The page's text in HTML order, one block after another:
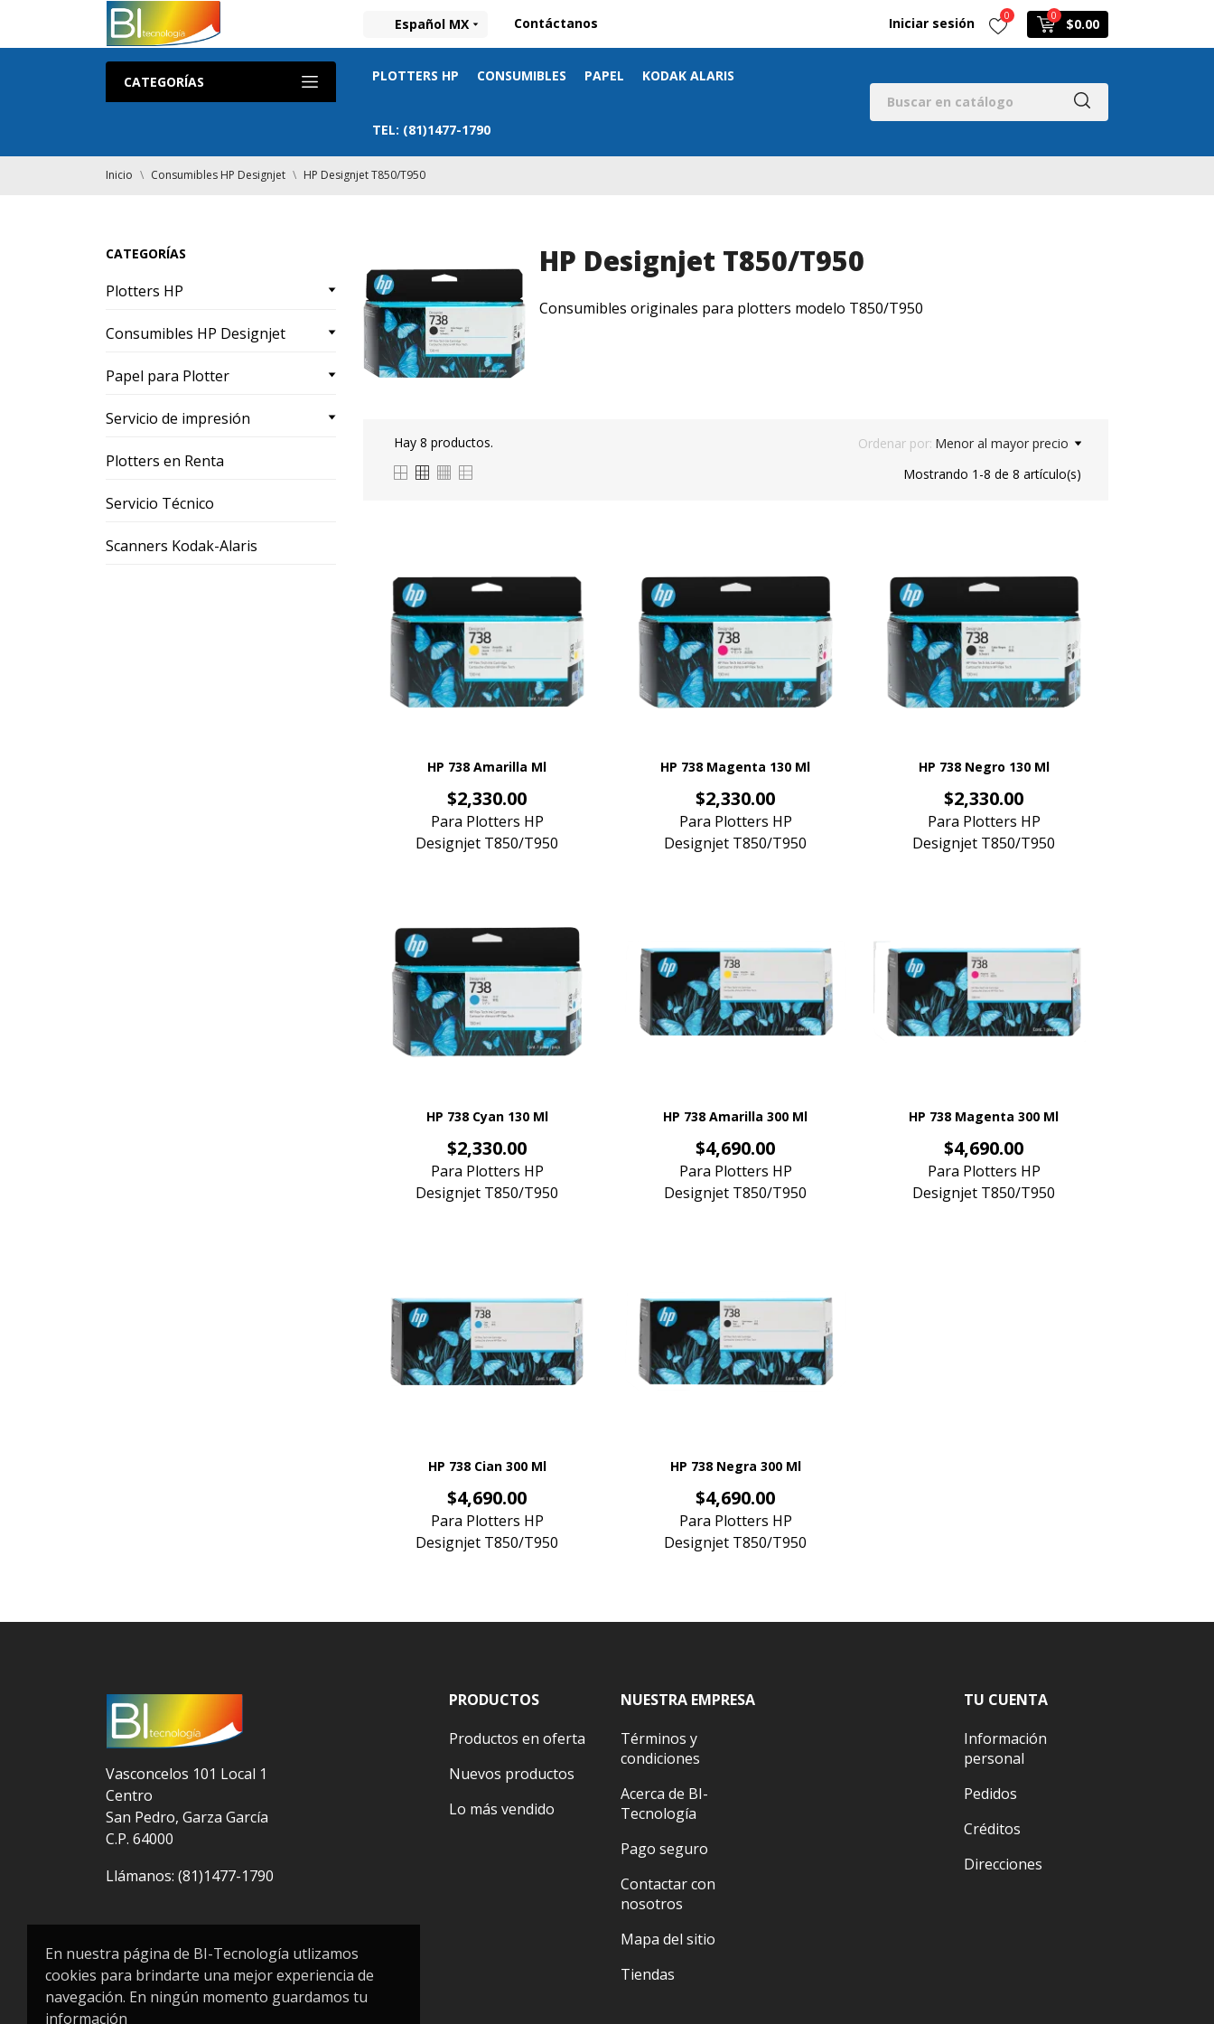
En nuestra página de BI-Tecnología utlizamos
cookies para brindarte una mejor experiencia de
navegación. En ningún momento guardamos tu
información
Español MX Contáctanos Iniciar sesión 0 0 $0.00
CATEGORÍAS PLOTTERS HP CONSUMIBLES PAPEL KODAK ALARIS
TEL: (81)1477-1790
Inicio Consumibles HP Designjet HP Designjet T850/T950
CATEGORÍAS
Plotters HP
Consumibles HP Designjet
Papel para Plotter
Servicio de impresión
Plotters en Renta
Servicio Técnico
Scanners Kodak-Alaris
HP Designjet T850/T950
Consumibles originales para plotters modelo T850/T950
Hay 8 productos. Ordenar por: Menor al mayor precio
Mostrando 1-8 de 8 artículo(s)
HP 738 Amarilla Ml
Precio
$2,330.00
Para Plotters HP
Designjet T850/T950
HP 738 Magenta 130 Ml
Precio
$2,330.00
Para Plotters HP
Designjet T850/T950
HP 738 Negro 130 Ml
Precio
$2,330.00
Para Plotters HP
Designjet T850/T950
HP 738 Cyan 130 Ml
Precio
$2,330.00
Para Plotters HP
Designjet T850/T950
HP 738 Amarilla 300 Ml
Precio
$4,690.00
Para Plotters HP
Designjet T850/T950
HP 738 Magenta 300 Ml
Precio
$4,690.00
Para Plotters HP
Designjet T850/T950
HP 738 Cian 300 Ml
Precio
$4,690.00
Para Plotters HP
Designjet T850/T950
HP 738 Negra 300 Ml
Precio
$4,690.00
Para Plotters HP
Designjet T850/T950
Vasconcelos 101 Local 1
Centro
San Pedro, Garza García
C.P. 64000
Llámanos: (81)1477-1790
PRODUCTOS
Productos en oferta
Nuevos productos
Lo más vendido
NUESTRA EMPRESA
Términos y
condiciones
Acerca de BI-
Tecnología
Pago seguro
Contactar con
nosotros
Mapa del sitio
Tiendas
TU CUENTA
Información
personal
Pedidos
Créditos
Direcciones